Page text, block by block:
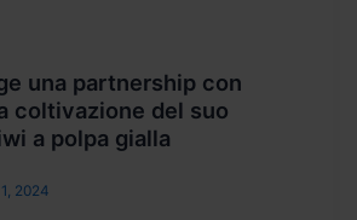
una partnership con
coltivazione del suo
a polpa gialla
2024